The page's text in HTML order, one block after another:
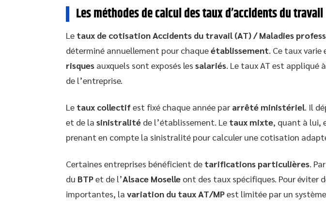
Les méthodes de calcul des taux d’accidents du travail
Le taux de cotisation Accidents du travail (AT) / Maladies
déterminé annuellement pour chaqueétablissement. Ce taux
risques auxquels sont exposés les salariés. Le taux AT est appliqué
de l’entreprise.
Le taux collectifest fixé chaque année par arrêté ministériel. Il
et de la sinistralité de l’établissement. Le taux mixte, quant à lui,
prenant en compte la sinistralité pour calculer une cotisation
Certaines entreprises bénéficient de tarifications particulières.
du BTPet de l’Alsace Moselle ont des taux spécifiques. Pour éviter
importantes, la variation du taux AT/MPest limitée par un